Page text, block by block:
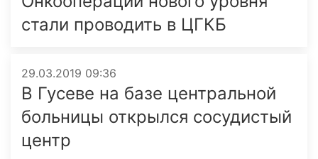
стали проводить в ЦГКБ
29.03.2019 09:36
В Гусеве на базе центральной
больницы открылся сосудистый
центр